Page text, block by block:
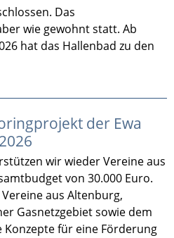
Das
wie gewohnt statt. Ab
hat das Hallenbad zu den
der Ewa
wir wieder Vereine aus
von 30.000 Euro.
aus Altenburg,
Gasnetzgebiet sowie dem
für eine Förderung